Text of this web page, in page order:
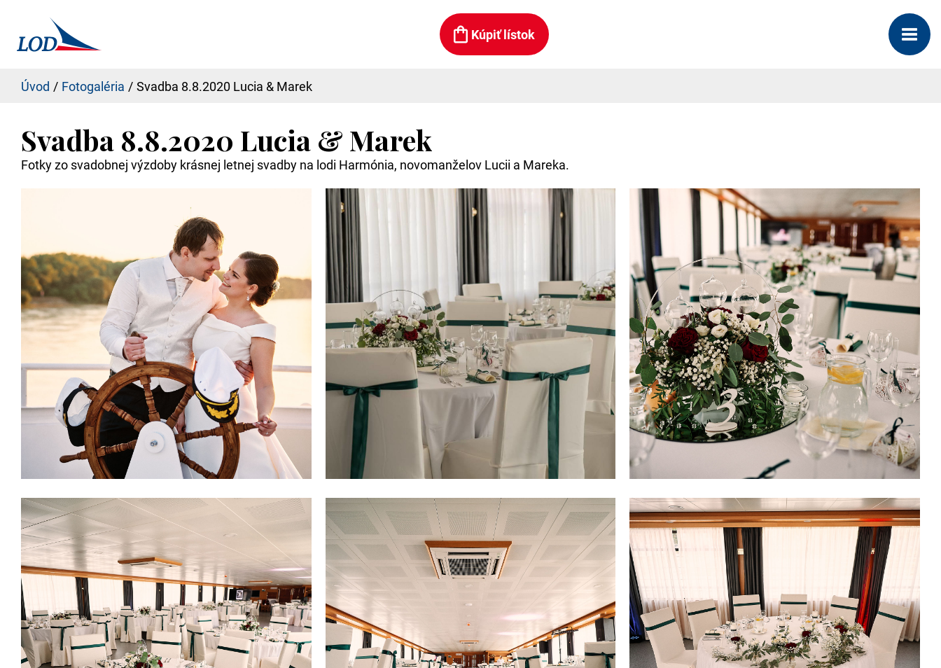
Kúpiť lístok
Úvod Fotogaléria Svadba 8.8.2020 Lucia & Marek
Svadba 8.8.2020 Lucia & Marek
Fotky zo svadobnej výzdoby krásnej letnej svadby na lodi Harmónia, novomanželov Lucii a Mareka.